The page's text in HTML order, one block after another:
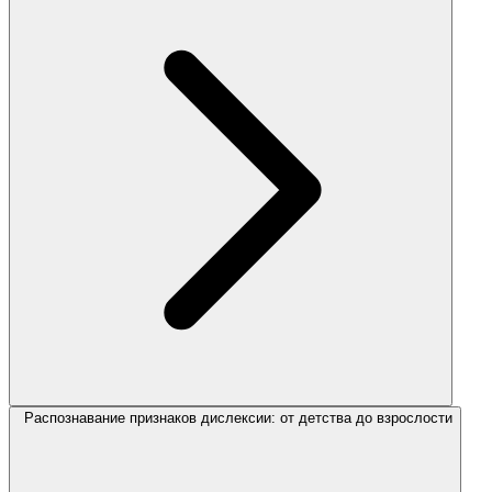
Распознавание признаков дислексии: от детства до взрослости